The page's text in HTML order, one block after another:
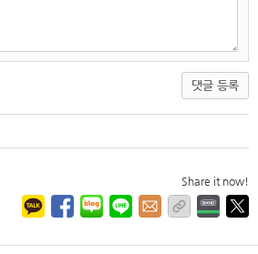
댓글 등록
Share it now!